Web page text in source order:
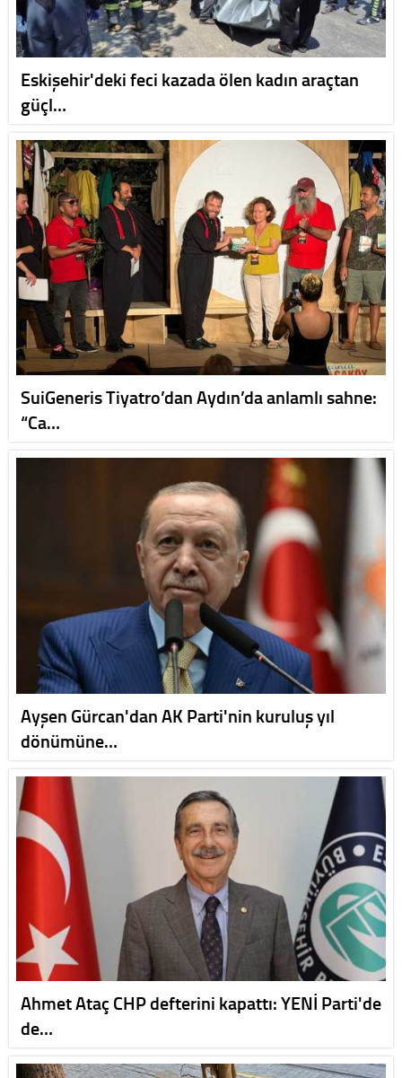
Eskişehir'deki feci kazada ölen kadın araçtan
güçl…
SuiGeneris Tiyatro’dan Aydın’da anlamlı sahne:
“Ca…
Ayşen Gürcan'dan AK Parti'nin kuruluş yıl
dönümüne…
Ahmet Ataç CHP defterini kapattı: YENİ Parti'de
de…